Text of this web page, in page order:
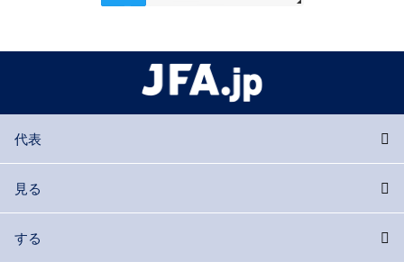
代表
見る
する